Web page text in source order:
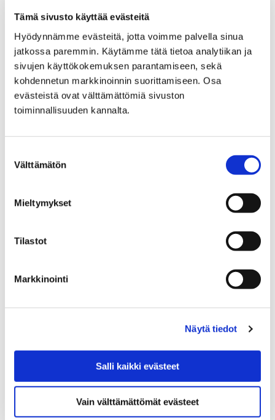
Tämä sivusto käyttää evästeitä
Hyödynnämme evästeitä, jotta voimme palvella sinua
jatkossa paremmin. Käytämme tätä tietoa analytiikan ja
sivujen käyttökokemuksen parantamiseen, sekä
kohdennetun markkinoinnin suorittamiseen. Osa
evästeistä ovat välttämättömiä sivuston
toiminnallisuuden kannalta.
valinta
Välttämätön
Mieltymykset
Tilastot
Markkinointi
Näytä tiedot
Salli kaikki evästeet
Vain välttämättömät evästeet
Ilmoittaudu mukaan viettämään Suomen
Elokuun viimeisenä lauantaina 28. elokuuta vietetään
Suomen luonnon päivää retkeilemällä Yyterin lietteillä
tutustutaan alueen…